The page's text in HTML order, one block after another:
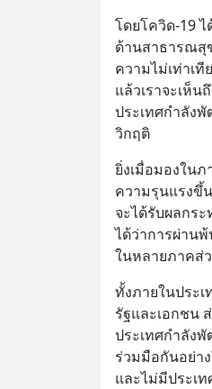
โดยโควิด-19
ด้านสาธารณสุ
ความไม่เท่าเ
แล้วเราจะเห็
ประเทศกำลัง
วิกฤติ
ยิ่งเมื่อมองใน
ความรุนแรงขึ้
จะได้รับผลกร
ได้ว่าการผ่าน
ในหลายภาคส่
ทั้งภายในประ
รัฐและเอกชน
ประเทศกำลัง
ร่วมมือกันอย่า
และไม่มีประเ